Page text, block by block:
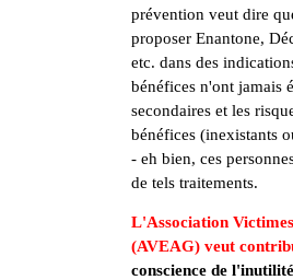
prévention veut dire
proposer Enantone,
etc. dans des
bénéfices n'ont jamais
secondaires et les
bénéfices (inexistants
- eh bien, ces
de tels traitements.
L'Association
(AVEAG) veut
conscience de